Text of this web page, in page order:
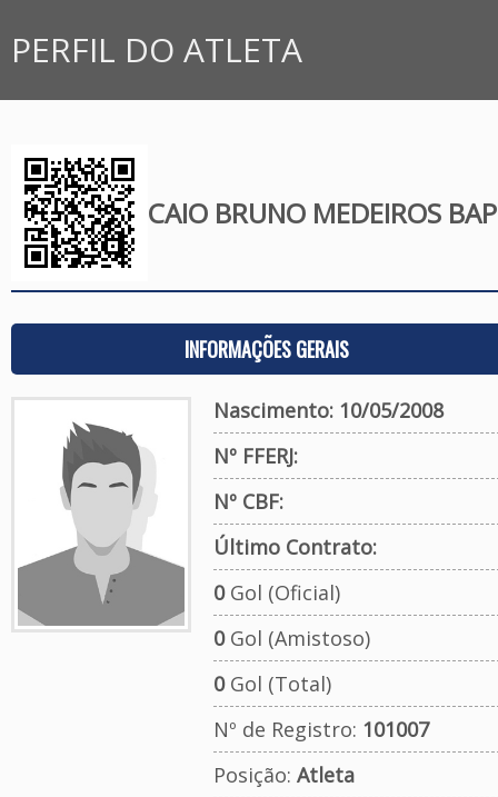
PERFIL DO ATLETA
CAIO BRUNO MEDEIROS
INFORMAÇÕES GERAIS
Nascimento: 10/05/2008
Nº FFERJ:
Nº CBF:
Último Contrato:
0Gol (Oficial)
0Gol (Amistoso)
0Gol (Total)
Nº de Registro: 101007
Posição: Atleta